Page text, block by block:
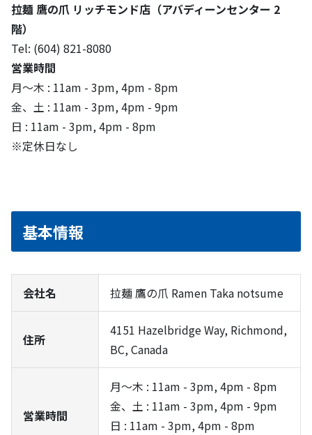
拉麺 鷹の爪 リッチモンド店（アバディーンセンター 2
階）
Tel: (604) 821-8080
営業時間
月～木 : 11am - 3pm, 4pm - 8pm
金、土 : 11am - 3pm, 4pm - 9pm
日 : 11am - 3pm, 4pm - 8pm
※定休日なし
基本情報
会社名 拉麺 鷹の爪 Ramen Taka notsume
住所
4151 Hazelbridge Way, Richmond,
BC, Canada
営業時間
月～木 : 11am - 3pm, 4pm - 8pm
金、土 : 11am - 3pm, 4pm - 9pm
日 : 11am - 3pm, 4pm - 8pm